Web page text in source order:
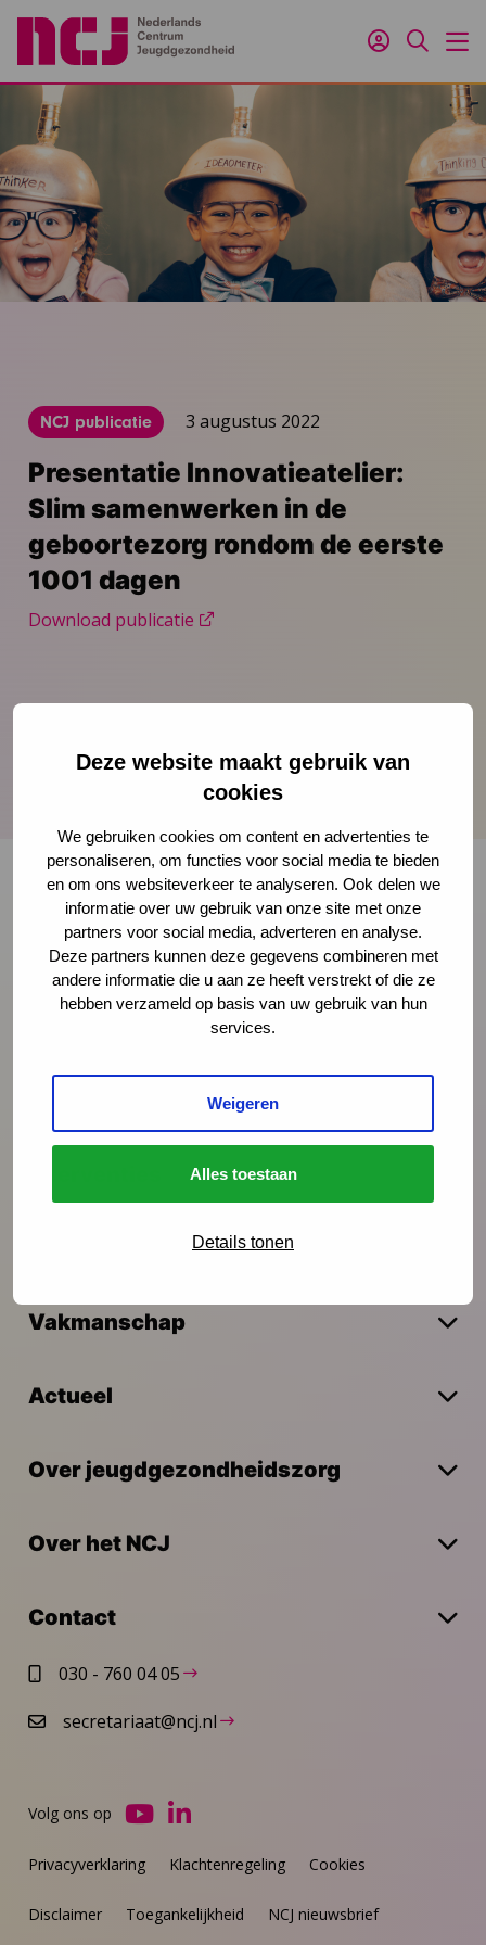
Deze website maakt gebruik van
cookies
We gebruiken cookies om content en advertenties te
personaliseren, om functies voor social media te bieden
en om ons websiteverkeer te analyseren. Ook delen we
informatie over uw gebruik van onze site met onze
partners voor social media, adverteren en analyse.
Deze partners kunnen deze gegevens combineren met
andere informatie die u aan ze heeft verstrekt of die ze
hebben verzameld op basis van uw gebruik van hun
services.
Weigeren
Alles toestaan
Details tonen
Inloggen
Zoeken
NCJ publicatie 3 augustus 2022
Presentatie Innovatieatelier:
Slim samenwerken in de
geboortezorg rondom de eerste
1001 dagen
Download publicatie
geboortezorg rondom de eerste 1001 dagen.
Onze nieuwsbrief ontvangen?
Schrijf je in
Vakmanschap
Actueel
Over jeugdgezondheidszorg
Over het NCJ
Contact
030 - 760 04 05
secretariaat@ncj.nl
Privacyverklaring Klachtenregeling Cookies
Disclaimer Toegankelijkheid NCJ nieuwsbrief
Volg ons op
Ga
YouTube
Ga
LinkedIn